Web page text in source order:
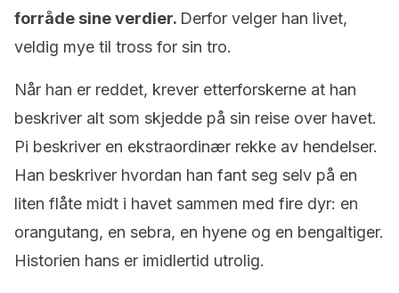
forråde sine verdier. Derfor velger han livet,
veldig mye til tross for sin tro.
Når han er reddet, krever etterforskerne at han
beskriver alt som skjedde på sin reise over havet.
Pi beskriver en ekstraordinær rekke av hendelser.
Han beskriver hvordan han fant seg selv på en
liten flåte midt i havet sammen med fire dyr: en
orangutang, en sebra, en hyene og en bengaltiger.
Historien hans er imidlertid utrolig.